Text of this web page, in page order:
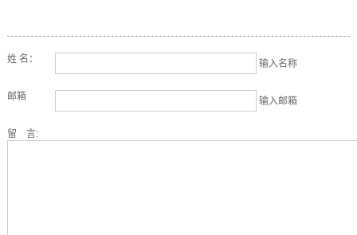
姓 名： 输入名称
邮箱 输入邮箱
留 言: